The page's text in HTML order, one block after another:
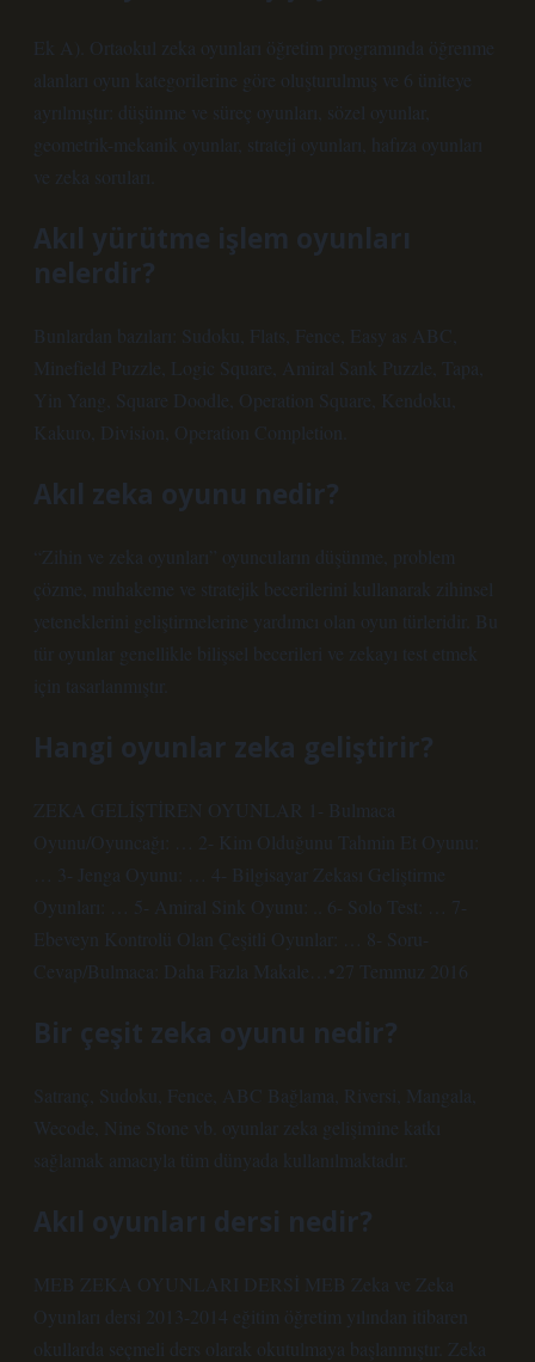
Ek A). Ortaokul zeka oyunları öğretim programında öğrenme
alanları oyun kategorilerine göre oluşturulmuş ve 6 üniteye
ayrılmıştır: düşünme ve süreç oyunları, sözel oyunlar,
geometrik-mekanik oyunlar, strateji oyunları, hafıza oyunları
ve zeka soruları.
Akıl yürütme işlem oyunları
nelerdir?
Bunlardan bazıları: Sudoku, Flats, Fence, Easy as ABC,
Minefield Puzzle, Logic Square, Amiral Sank Puzzle, Tapa,
Yin Yang, Square Doodle, Operation Square, Kendoku,
Kakuro, Division, Operation Completion.
Akıl zeka oyunu nedir?
“Zihin ve zeka oyunları” oyuncuların düşünme, problem
çözme, muhakeme ve stratejik becerilerini kullanarak zihinsel
yeteneklerini geliştirmelerine yardımcı olan oyun türleridir. Bu
tür oyunlar genellikle bilişsel becerileri ve zekayı test etmek
için tasarlanmıştır.
Hangi oyunlar zeka geliştirir?
ZEKA GELİŞTİREN OYUNLAR 1- Bulmaca
Oyunu/Oyuncağı: … 2- Kim Olduğunu Tahmin Et Oyunu:
… 3- Jenga Oyunu: … 4- Bilgisayar Zekası Geliştirme
Oyunları: … 5- Amiral Sink Oyunu: .. 6- Solo Test: … 7-
Ebeveyn Kontrolü Olan Çeşitli Oyunlar: … 8- Soru-
Cevap/Bulmaca: Daha Fazla Makale…•27 Temmuz 2016
Bir çeşit zeka oyunu nedir?
Satranç, Sudoku, Fence, ABC Bağlama, Riversi, Mangala,
Wecode, Nine Stone vb. oyunlar zeka gelişimine katkı
sağlamak amacıyla tüm dünyada kullanılmaktadır.
Akıl oyunları dersi nedir?
MEB ZEKA OYUNLARI DERSİ MEB Zeka ve Zeka
Oyunları dersi 2013-2014 eğitim öğretim yılından itibaren
okullarda seçmeli ders olarak okutulmaya başlanmıştır. Zeka